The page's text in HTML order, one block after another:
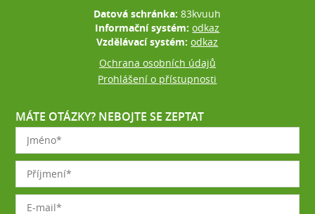
Datová schránka:83kvuuh
Informační systém:odkaz
Vzdělávací systém:odkaz
Ochrana osobních údajů
Prohlášení o přístupnosti
MÁTE OTÁZKY? NEBOJTE SE ZEPTAT